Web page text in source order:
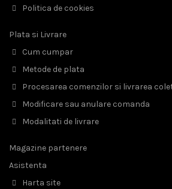
Politica de cookies
Plata si Livrare
Cum cumpar
Metode de plata
Procesarea comenzilor si livrarea
Modificare sau anulare comanda
Modalitati de livrare
Magazine partenere
Asistenta
Harta site